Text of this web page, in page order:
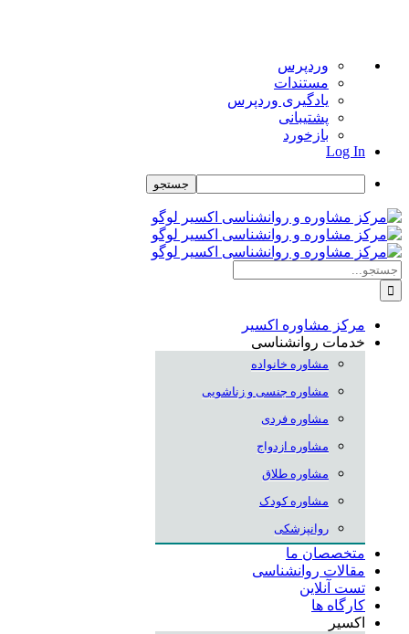
درباره
وردپرس
وردپرس
مستندات
یادگیری وردپرس
پشتیبانی
بازخورد
Log In
جستجو
Skip
to
content
جستجو
برای:
مرکز مشاوره اکسیر
خدمات روانشناسی
مشاوره خانواده
مشاوره جنسی و زناشویی
مشاوره فردی
مشاوره ازدواج
مشاوره طلاق
مشاوره کودک
روانپزشکی
متخصصان ما
مقالات روانشناسی
تست آنلاین
کارگاه ها
اکسیر